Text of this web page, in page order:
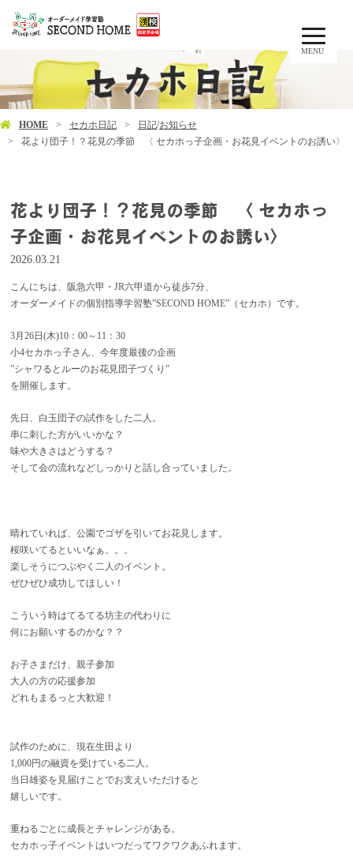
MENU
HOME セカホ日記 日記/お知らせ
花より団子！？花見の季節 〈 セカホっ子企画・お花見イベントのお誘い〉
花より団子！？花見の季節 〈 セカホっ
子企画・お花見イベントのお誘い〉
2026.03.21
こんにちは、阪急六甲・JR六甲道から徒歩7分、
オーダーメイドの個別指導学習塾”SECOND HOME”（セカホ）です。
3月26日(木)10：00～11：30
小4セカホっ子さん、今年度最後の企画
”シャワるとルーのお花見団子づくり”
を開催します。
先日、白玉団子の試作をした二人。
串に刺した方がいいかな？
味や大きさはどうする？
そして会の流れなどしっかりと話し合っていました。
晴れていれば、公園でゴザを引いてお花見します。
桜咲いてるといいなぁ。。。
楽しそうにつぶやく二人のイベント。
ぜひぜひ成功してほしい！
こういう時はてるてる坊主の代わりに
何にお願いするのかな？？
お子さまだけ、親子参加
大人の方の応援参加
どれもまるっと大歓迎！
試作のために、現在生田より
1,000円の融資を受けている二人。
当日雄姿を見届けことでお支えいただけると
嬉しいです。
重ねるごとに成長とチャレンジがある。
セカホっ子イベントはいつだってワクワクあふれます。